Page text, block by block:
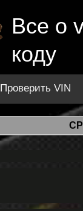
Все о
коду
Проверить VIN